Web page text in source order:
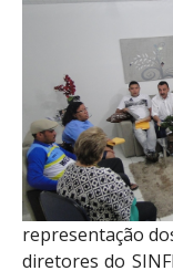
representação
diretores do